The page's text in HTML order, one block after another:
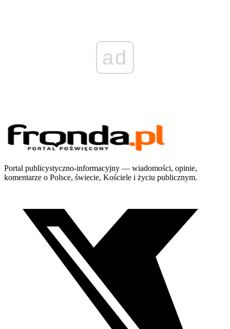
ad
Portal publicystyczno-informacyjny — wiadomości, opinie,
komentarze o Polsce, świecie, Kościele i życiu publicznym.